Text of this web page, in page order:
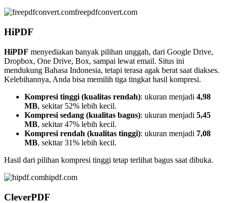
freepdfconvert.com
HiPDF
HiPDF menyediakan banyak pilihan unggah, dari Google Drive,
Dropbox, One Drive, Box, sampai lewat email. Situs ini
mendukung Bahasa Indonesia, tetapi terasa agak berat saat diakses.
Kelebihannya, Anda bisa memilih tiga tingkat hasil kompresi.
Kompresi tinggi (kualitas rendah): ukuran menjadi 4,98
MB, sekitar 52% lebih kecil.
Kompresi sedang (kualitas bagus): ukuran menjadi 5,45
MB, sekitar 47% lebih kecil.
Kompresi rendah (kualitas tinggi): ukuran menjadi 7,08
MB, sekitar 31% lebih kecil.
Hasil dari pilihan kompresi tinggi tetap terlihat bagus saat dibuka.
hipdf.com
CleverPDF